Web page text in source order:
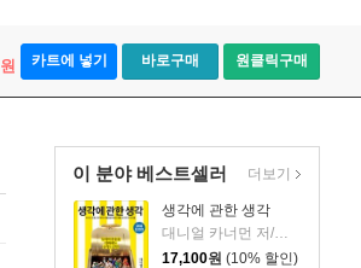
원 카트에 넣기 바로구매 원클릭구매
이 분야 베스트셀러
생각에 관한 생각
17,100원 (10% 할인)
더보기